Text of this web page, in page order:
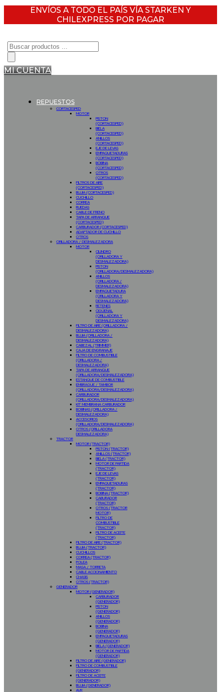
ENVÍOS A TODO EL PAÍS VÍA STARKEN Y
CHILEXPRESS POR PAGAR
Búsqueda
de
productos
MI CUENTA
REPUESTOS
CORTACESPED
MOTOR
PISTON
(CORTACESPED)
BIELA
(CORTACESPED)
ANILLOS
(CORTACESPED)
EJE DE LEVAS
EMPAQUETADURAS
(CORTACESPED)
BOBINA
(CORTACESPED)
OTROS
(CORTACESPED)
FILTROS DE AIRE
(CORTACESPED)
BUJIA (CORTACESPED)
CUCHILLO
CORREA
RUEDAS
CABLE DE FRENO
TAPA DE ARRANQUE
(CORTACESPED)
CARBURADOR (CORTACESPED)
ADAPTADOR DE CUCHILLO
OTROS
ORILLADORA / DESMALEZADORA
MOTOR
CILINDRO
(ORILLADORA Y
DESMALEZADORA)
PISTON
(ORILLADORA/DESMALEZADORA)
ANILLOS
(ORILLADORA /
DESMALEZADORA)
EMPAQUETADURA
(ORILLADORA Y
DESMALEZADORA)
RETENES
CIGÜEÑAL
(ORILLADORA Y
DESMALEZADORA)
FILTRO DE AIRE (ORILLADORA /
DESMALEZADORA)
BUJIA (ORILLADORA /
DESMALEZADORA)
CABEZAL (TRIMMER)
CAJA DE ENGRANAJE
FILTRO DE COMBUSTIBLE
(ORILLADORA /
DESMALEZADORA)
TAPA DE ARRANQUE
(ORILLADORA/DESMALEZADORA)
ESTANQUE DE COMBUSTIBLE
EMBRAGUE / TAMBOR
(ORILLADORA/DESMALEZADORA)
CARBURADOR
(ORILLADORA/DESMALEZADORA)
KIT MEMBRANA CARBURADOR
BOBINAS (ORILLADORA /
DESMALEZADORA)
ACCESORIOS
(ORILLADORA/DESMALEZADORA)
OTROS (ORILLADORA
DESMALEZADORA)
TRACTOR
MOTOR (TRACTOR)
PISTON (TRACTOR)
ANILLOS (TRACTOR)
BIELA (TRACTOR)
MOTOR DE PARTIDA
(TRACTOR)
EJE DE LEVAS
(TRACTOR)
EMPAQUETADURAS
(TRACTOR)
BOBINA (TRACTOR)
CABURADOR
(TRACTOR)
OTROS (TRACTOR
MOTOR)
FILTRO DE
COMBUSTIBLE
(TRACTOR)
FILTRO DE ACEITE
(TRACTOR)
FILTRO DE AIRE (TRACTOR)
BUJIA (TRACTOR)
CUCHILLOS
CORREA (TRACTOR)
POLEA
MASA / TORRETA
CABLE ACCIONAMIENTO
CHASIS
OTROS (TRACTOR)
GENERADOR
MOTOR (GENERADOR)
CARBURADOR
(GENERADOR)
PISTON
(GENERADOR)
ANILLOS
(GENERADOR)
BOBINA
(GENERADOR)
EMPAQUETADURAS
(GENERADOR)
BIELA (GENERADOR)
MOTOR DE PARTIDA
(GENERADOR)
FILTRO DE AIRE (GENERADOR)
FILTRO DE COMBUSTIBLE
(GENERADOR)
FILTRO DE ACEITE
(GENERADOR)
BUJIA (GENERADOR)
AVR